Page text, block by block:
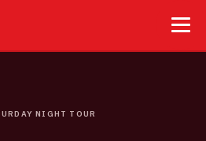
NIGHT TOUR